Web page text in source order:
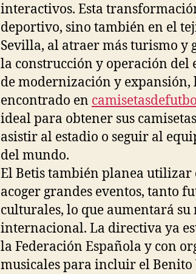
interactivos. Esta
deportivo, sino también en el
Sevilla, al atraer más turismo y
la construcción y operación del
de modernización y expansión,
encontrado en
ideal para obtener sus
asistir al estadio o seguir al
del mundo.
El Betis también planea
acoger grandes eventos, tanto
culturales, lo que aumentará
internacional. La directiva ya
la Federación Española y con
musicales para incluir el